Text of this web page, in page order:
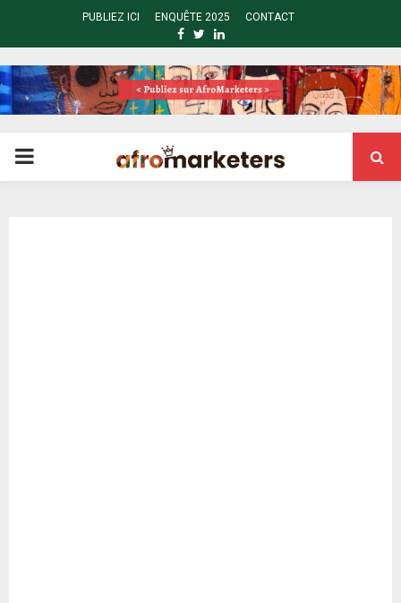
PUBLIEZ ICI ENQUÊTE 2025 CONTACT
FACEBOOK
TWITTER
LINKEDIN
PRIMARY